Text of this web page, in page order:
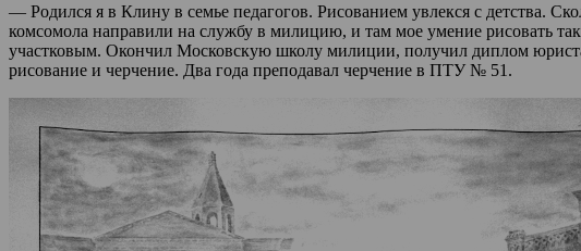
— Родился я в Клину в семье педагогов. Рисованием увлекся с детства.
комсомола направили на службу в милицию, и там мое умение рисовать
участковым. Окончил Московскую школу милиции, получил диплом
рисование и черчение. Два года преподавал черчение в ПТУ № 51.